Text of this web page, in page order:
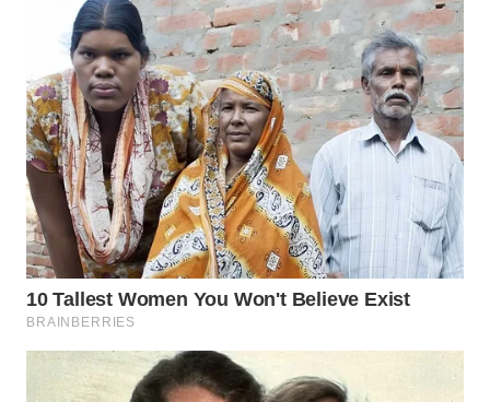
WN DELI
SERDANG
WN
TEBING
TINGGI
WN
PAKPAK
WN
KARAWANG